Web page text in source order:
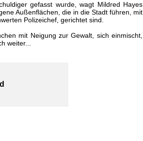
gefasst wurde, wagt Mildred Hayes
Außenflächen, die in die Stadt führen, mit
Polizeichef, gerichtet sind.
mit Neigung zur Gewalt, sich einmischt,
weiter...